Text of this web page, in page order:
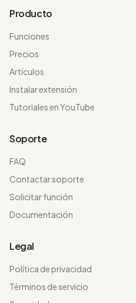
Producto
Funciones
Precios
Artículos
Instalar extensión
Tutoriales en YouTube
Soporte
FAQ
Contactar soporte
Solicitar función
Documentación
Legal
Política de privacidad
Términos de servicio